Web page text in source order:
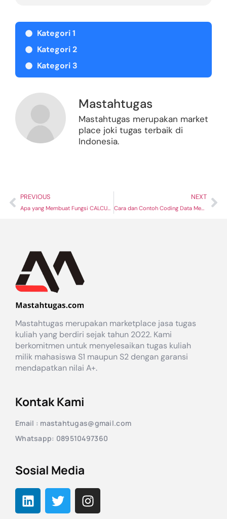
Kategori 1
Kategori 2
Kategori 3
Mastahtugas
Mastahtugas merupakan market
place joki tugas terbaik di
Indonesia.
PREVIOUS NEXT
Cara dan Contoh Coding Data Menggunakan Aplikasi NVivo Berdasarkan Transkrip Wawancara
Mastahtugas merupakan marketplace jasa tugas
kuliah yang berdiri sejak tahun 2022. Kami
berkomitmen untuk menyelesaikan tugas kuliah
milik mahasiswa S1 maupun S2 dengan garansi
mendapatkan nilai A+.
Kontak Kami
Email : mastahtugas@gmail.com
Whatsapp: 089510497360
Sosial Media